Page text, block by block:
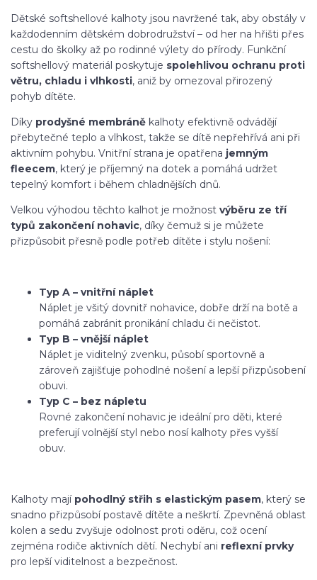
Dětské softshellové kalhoty jsou navržené tak, aby obstály v
každodenním dětském dobrodružství – od her na hřišti přes
cestu do školky až po rodinné výlety do přírody. Funkční
softshellový materiál poskytuje spolehlivou ochranu proti
větru, chladu i vlhkosti, aniž by omezoval přirozený
pohyb dítěte.
Díky prodyšné membráně kalhoty efektivně odvádějí
přebytečné teplo a vlhkost, takže se dítě nepřehřívá ani při
aktivním pohybu. Vnitřní strana je opatřena jemným
fleecem, který je příjemný na dotek a pomáhá udržet
tepelný komfort i během chladnějších dnů.
Velkou výhodou těchto kalhot je možnost výběru ze tří
typů zakončení nohavic, díky čemuž si je můžete
přizpůsobit přesně podle potřeb dítěte i stylu nošení:
Typ A – vnitřní náplet
Náplet je všitý dovnitř nohavice, dobře drží na botě a
pomáhá zabránit pronikání chladu či nečistot.
Typ B – vnější náplet
Náplet je viditelný zvenku, působí sportovně a
zároveň zajišťuje pohodlné nošení a lepší přizpůsobení
obuvi.
Typ C – bez nápletu
Rovné zakončení nohavic je ideální pro děti, které
preferují volnější styl nebo nosí kalhoty přes vyšší
obuv.
Kalhoty mají pohodlný střih s elastickým pasem, který se
snadno přizpůsobí postavě dítěte a neškrtí. Zpevněná oblast
kolen a sedu zvyšuje odolnost proti oděru, což ocení
zejména rodiče aktivních dětí. Nechybí ani reflexní prvky
pro lepší viditelnost a bezpečnost.